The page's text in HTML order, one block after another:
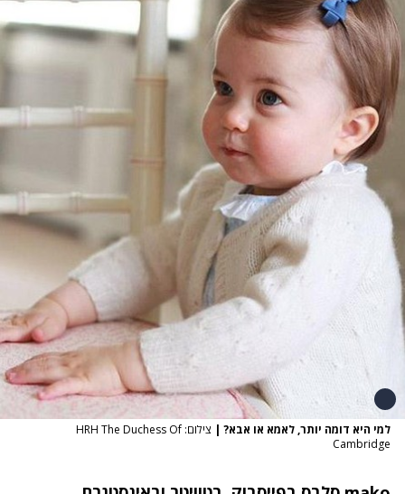
למי היא דומה יותר, לאמא או אבא? |
צילום: HRH The Duchess Of
Cambridge